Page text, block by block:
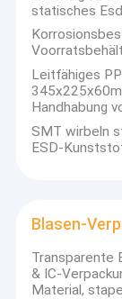
Startseite
Kontakt
statisches
Leitfähiges
Handhabung
SMT wirbeln
ESD-
Blasen-
Transparente
& IC-
Material,
Shenzhen
integriert